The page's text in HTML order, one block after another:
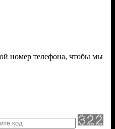
номер телефона, чтобы мы